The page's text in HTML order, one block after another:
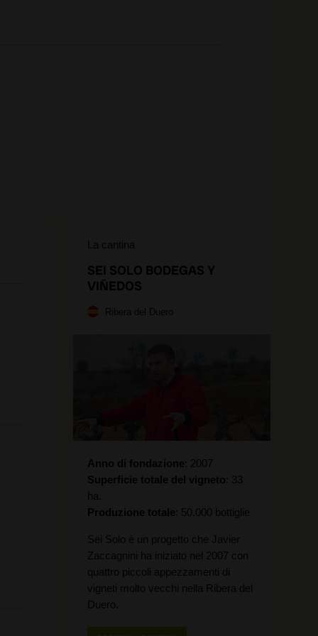
La cantina
SEI SOLO BODEGAS Y
VIÑEDOS
Ribera del Duero
Anno di fondazione
2007
Superficie totale del vigneto
33
ha.
Produzione totale 50.000 bottiglie
Sei Solo è un progetto che Javier
Zaccagnini ha iniziato nel 2007 con
quattro piccoli appezzamenti di
vigneti molto vecchi nella Ribera del
Duero.